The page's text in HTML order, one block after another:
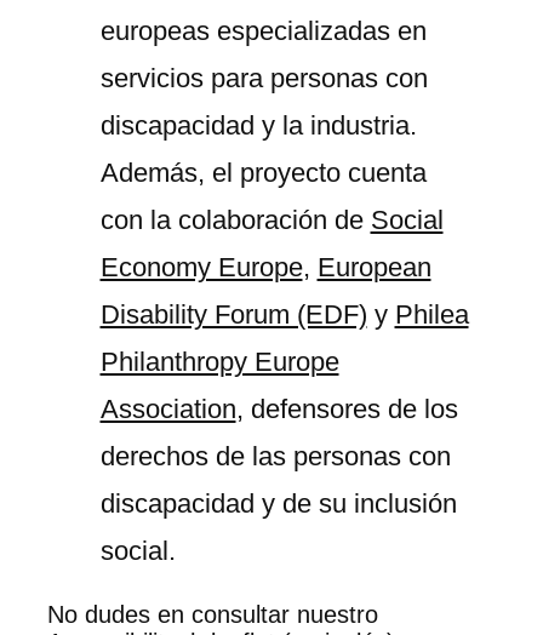
europeas especializadas en
servicios para personas con
discapacidad y la industria.
Además, el proyecto cuenta
con la colaboración de Social
Economy Europe, European
Disability Forum (EDF) y Philea
Philanthropy Europe
Association, defensores de los
derechos de las personas con
discapacidad y de su inclusión
social.
No dudes en consultar nuestro